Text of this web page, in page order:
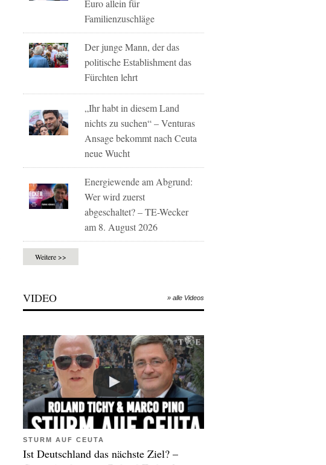
Euro allein für
Familienzuschläge
Der junge Mann, der das
politische Establishment das
Fürchten lehrt
„Ihr habt in diesem Land
nichts zu suchen“ – Venturas
Ansage bekommt nach Ceuta
neue Wucht
Energiewende am Abgrund:
Wer wird zuerst
abgeschaltet? – TE-Wecker
am 8. August 2026
Weitere >>
VIDEO » alle Videos
STURM AUF CEUTA
Ist Deutschland das nächste Ziel? –